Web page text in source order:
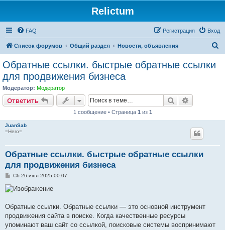
Relictum
FAQ Вход
Регистрация
Список форумов Общий раздел Новости, объявления
Обратные ссылки. быстрые обратные ссылки
для продвижения бизнеса
Модератор: Модератор
Ответить Поиск
1 сообщение • Страница 1 из 1
JuanSab
=Hero=
Обратные ссылки. быстрые обратные ссылки
для продвижения бизнеса
С
о
б
е
н
и
е
Сб 26 июл 2025 00:07
Обратные ссылки. Обратные ссылки — это основной инструмент
продвижения сайта в поиске. Когда качественные ресурсы
упоминают ваш сайт со ссылкой, поисковые системы воспринимают